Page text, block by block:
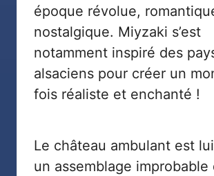
époque révolue,
nostalgique. Miyzaki s’est
notamment inspiré des
alsaciens pour créer un
fois réaliste et enchanté !
Le château ambulant est
un assemblage improbable